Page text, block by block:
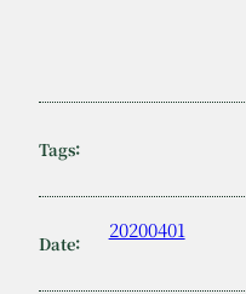
Tags:
Date:
20200401